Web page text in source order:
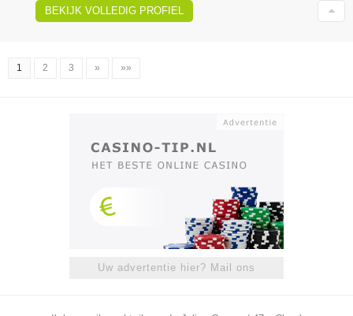
BEKIJK VOLLEDIG PROFIEL
1 2 3 » »»
Uw advertentie hier? Mail ons